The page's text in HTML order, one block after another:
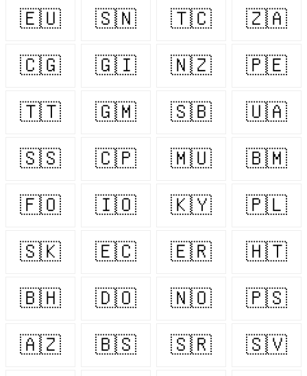
🇪🇺 🇸🇳 🇹🇨 🇿🇦
🇨🇬 🇬🇮 🇳🇿 🇵🇪
🇹🇹 🇬🇲 🇸🇧 🇺🇦
🇸🇸 🇨🇵 🇲🇺 🇧🇲
🇫🇴 🇮🇴 🇰🇾 🇵🇱
🇸🇰 🇪🇨 🇪🇷 🇭🇹
🇧🇭 🇩🇴 🇳🇴 🇵🇸
🇦🇿 🇧🇸 🇸🇷 🇸🇻